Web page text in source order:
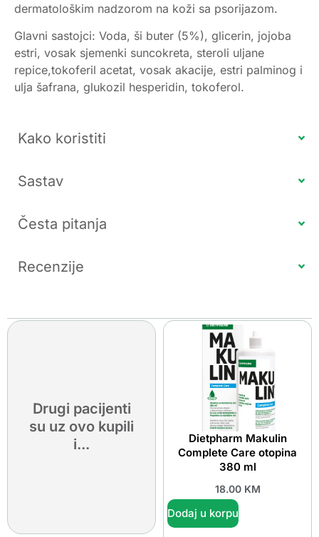
dermatološkim nadzorom na koži sa psorijazom.
Glavni sastojci: Voda, ši buter (5%), glicerin, jojoba
estri, vosak sjemenki suncokreta, steroli uljane
repice,tokoferil acetat, vosak akacije, estri palminog i
ulja šafrana, glukozil hesperidin, tokoferol.
Kako koristiti
Sastav
Česta pitanja
Recenzije
Drugi pacijenti
su uz ovo kupili
i...
Dietpharm Makulin
Complete Care otopina
380 ml
18.00 KM
Dodaj u korpu